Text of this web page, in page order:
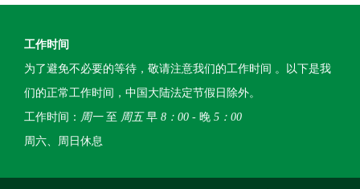
工作时间
为了避免不必要的等待，敬请注意我们的工作时间 。以下是我
们的正常工作时间，中国大陆法定节假日除外。
工作时间： 周一至 周五早 8：00 - 晚 5：00
周六、周日休息